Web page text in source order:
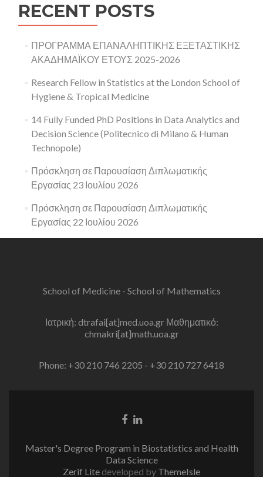
RECENT POSTS
ΠΡΟΓΡΑΜΜΑ ΕΠΑΝΑΛΗΠΤΙΚΗΣ ΕΞΕΤΑΣΤΙΚΗΣ
ΑΚΑΔΗΜΑΪΚΟΥ ΕΤΟΥΣ 2025-2026
Research Fellow in Statistics at the London School of
Hygiene & Tropical Medicine
14 Fully Funded PhD Positions in Data Analytics and
Decision Science (Politecnico di Milano & Human
Technopole)
Πρόσκληση σε Παρουσίαση Διπλωματικής
Εργασίας 23 Ιουλίου 2026
Πρόσκληση σε Παρουσίαση Διπλωματικής
Εργασίας 22 Ιουλίου 2026
School of Medicine - School of Mathematics
Ιατρική: dtrafai[at]med.uoa.gr Μαθηματικό:
chmakri[at]math.uoa.gr
Phone: +30 210 746 2205 - +30 210 727 6418
Facebook
Linkedin
Master's Degree Program in Biostatistics and Health
Data Science
Zerif Lite developed by ThemeIsle